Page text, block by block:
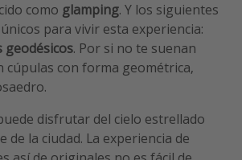
España
mano
como glamping. Y los siguientes
para vivir esta experiencia:
geodésicos. Por si no te suenan
cúpulas con forma geométrica,
disfrutar del cielo estrellado
de la ciudad. La experiencia de